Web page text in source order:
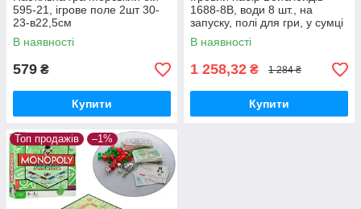
595-21, ігрове поле 2шт 30-
23-в22,5см
В наявності
579 ₴
Купити
1688-8B, води 8 шт., на
запуску, полі для гри, у сумці
В наявності
1 258,32 ₴ 1 284 ₴
Купити
Топ продажів –1%